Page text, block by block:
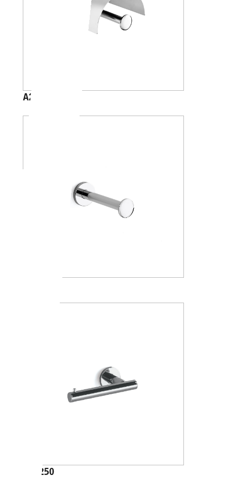
A24260
A46250